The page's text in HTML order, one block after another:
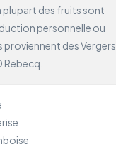
plupart des fruits sont
personnelle ou
proviennent des Vergers
Rebecq.